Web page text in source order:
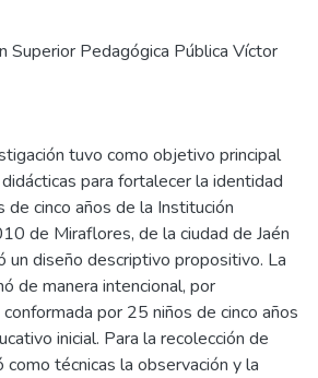
Superior Pedagógica Pública Víctor
tuvo como objetivo principal
para fortalecer la identidad
de cinco años de la Institución
de Miraflores, de la ciudad de Jaén
un diseño descriptivo propositivo. La
de manera intencional, por
por 25 niños de cinco años
inicial. Para la recolección de
como técnicas la observación y la